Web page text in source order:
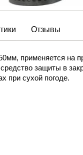
Отзывы
применяется на
защиты в
при сухой погоде.